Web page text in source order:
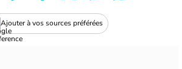
Ajouter à vos sources préférées